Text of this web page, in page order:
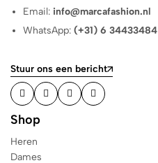
Email: info@marcafashion.nl
WhatsApp:(+31) 6 34433484
Stuur ons een bericht
Shop
Heren
Dames